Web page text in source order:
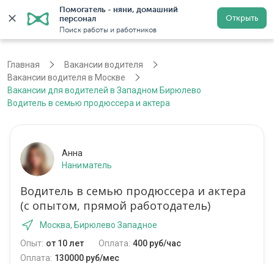
Помогатель - няни, домашний
персонал
Поиск работы и работников
Открыть
Регистрация
Главная
Вакансии водителя
Вакансии водителя в Москве
Вакансии для водителей в Западном Бирюлево
Водитель в семью продюссера и актера
Анна
Наниматель
Водитель в семью продюссера и актера
(с опытом, прямой работодатель)
Москва, Бирюлево Западное
Опыт: от 10 лет Оплата: 400 руб/час
Оплата: 130000 руб/мес